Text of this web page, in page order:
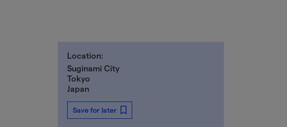
Location:
Suginami City
Tokyo
Japan
Save for later